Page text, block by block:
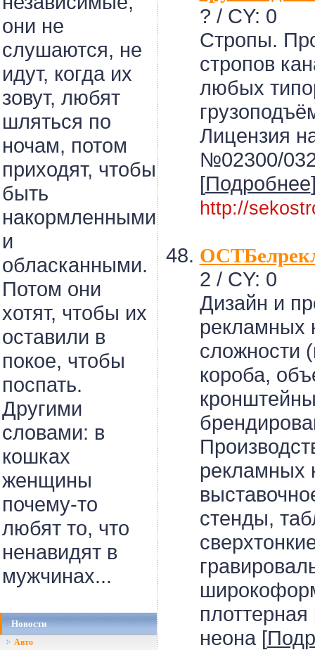
они не
слушаются, не
идут, когда их
зовут, любят
шляться по
ночам, потом
приходят, чтобы
быть
накормленными
и
обласканными.
Потом они
хотят, чтобы их
оставили в
покое, чтобы
поспать.
Другими
словами: в
кошках
женщины
почему-то
любят то, что
ненавидят в
мужчинах...
Новости
Авто
? / CY: 0
Стропы.
стропов
любых
Лицензия
№02300/
[Подробнее
http://
2 / CY: 0
Дизайн и
рекламных
сложности
короба,
рекламных
стенды,
плоттерная
неона [